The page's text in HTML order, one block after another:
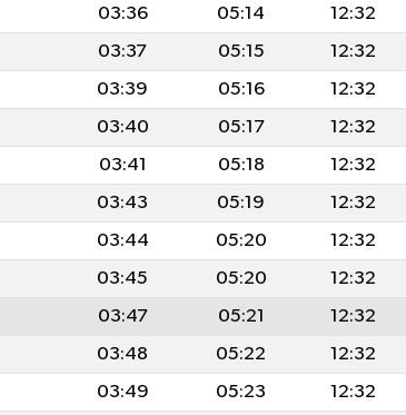
03:36 05:14 12:32
03:37 05:15 12:32
03:39 05:16 12:32
03:40 05:17 12:32
03:41 05:18 12:32
03:43 05:19 12:32
03:44 05:20 12:32
03:45 05:20 12:32
03:47 05:21 12:32
03:48 05:22 12:32
03:49 05:23 12:32